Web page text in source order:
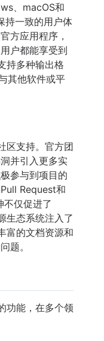
、macOS和
持一致的用户体
方应用程序，
户都能享受到
持多种输出格
其他软件或平
区支持。官方团
并引入更多实
参与到项目的
Request和
不仅促进了
生态系统注入了
富的文档资源和
题。
功能，在多个领